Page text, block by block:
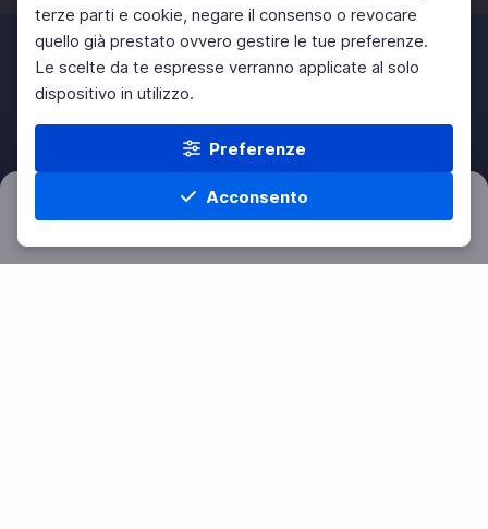
terze parti e cookie, negare il consenso o revocare
quello già prestato ovvero gestire le tue preferenze.
Le scelte da te espresse verranno applicate al solo
dispositivo in utilizzo.
Preferenze
Acconsento
Home Materie Cerca Menu
Filtri Azzera